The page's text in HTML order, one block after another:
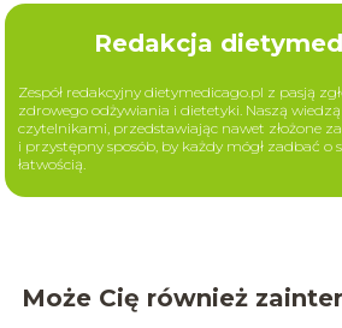
Redakcja
Zespół redakcyjny dietymedicago.pl z pasją
zdrowego odżywiania i dietetyki. Naszą
czytelnikami, przedstawiając nawet złożone
i przystępny sposób, by każdy mógł zadbać o
łatwością.
Może Cię również